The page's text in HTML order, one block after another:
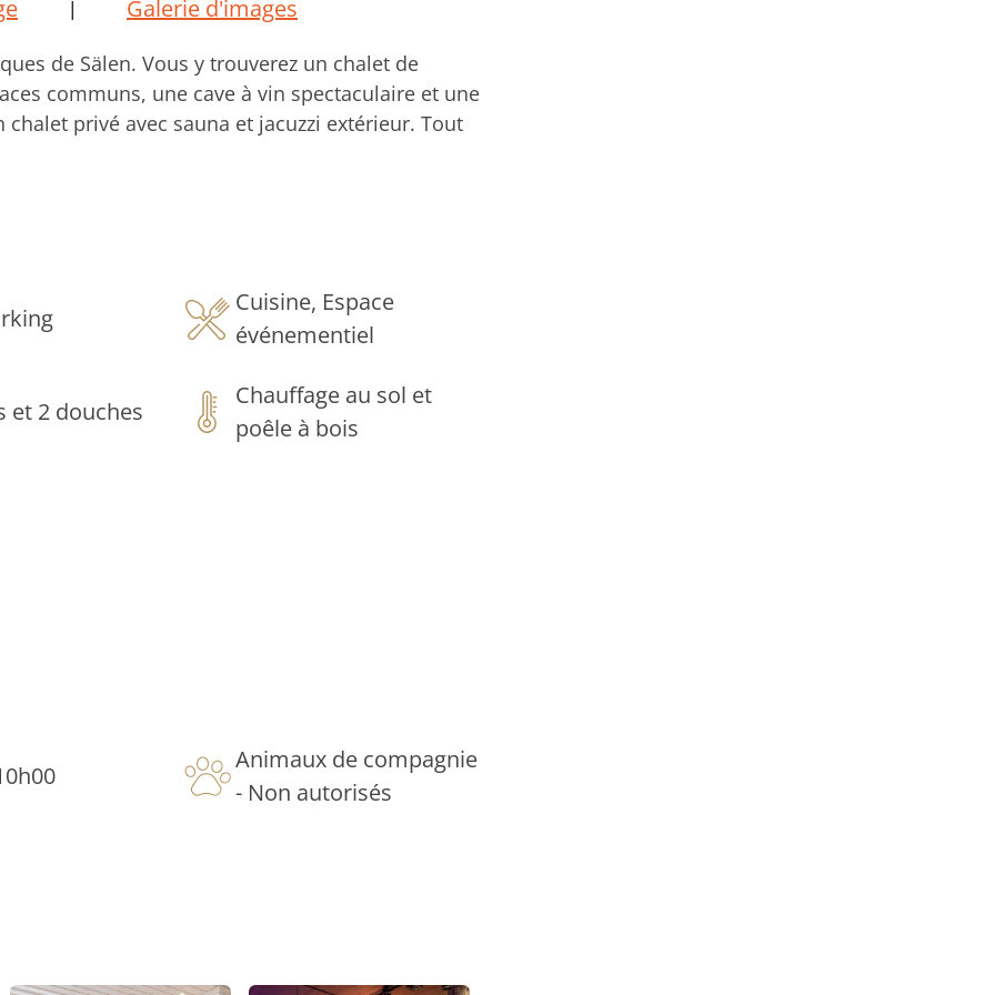
| Galerie d'images
de Sälen. Vous y trouverez un chalet de
communs, une cave à vin spectaculaire et une
privé avec sauna et jacuzzi extérieur. Tout
rencontre le confort moderne. Idéal
Cuisine, Espace
événementiel
et 2 douches
Chauffage au sol et
poêle à bois
Animaux de compagnie
- Non autorisés